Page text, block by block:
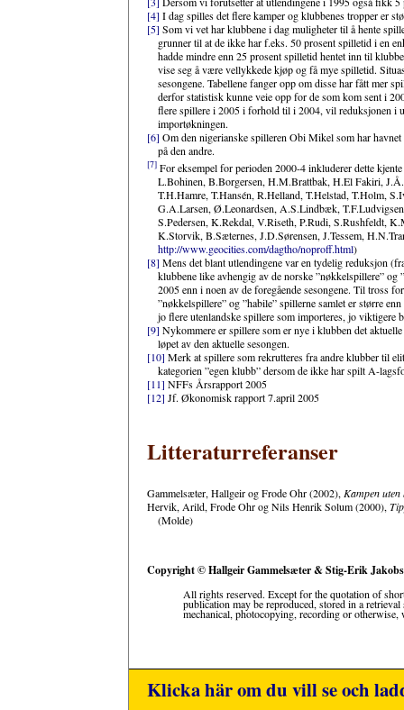
[4] I dag spilles det flere kamper og klubbenes tropper er
[5] Som vi vet har klubbene i dag muligheter til å hente
grunner til at de ikke har f.eks. 50 prosent spilletid i en
hadde mindre enn 25 prosent spilletid hentet inn til
vise seg å være vellykkede kjøp og få mye spilletid.
sesongene. Tabellene fanger opp om disse har fått mer
derfor statistisk kunne veie opp for de som kom sent i
flere spillere i 2005 i forhold til i 2004, vil reduksjonen i
importøkningen.
[6] Om den nigerianske spilleren Obi Mikel som har
på den andre.
[7] For eksempel for perioden 2000-4 inkluderer dette
L.Bohinen, B.Borgersen, H.M.Brattbak, H.El Fakiri,
T.H.Hamre, T.Hansén, R.Helland, T.Helstad, T.Holm,
G.A.Larsen, Ø.Leonardsen, A.S.Lindbæk,
S.Pedersen, K.Rekdal, V.Riseth, P.Rudi, S.Rushfeldt,
K.Storvik, B.Sæternes, J.D.Sørensen, J.Tessem,
http://www.geocities.com/dagtho/noproff.html)
[8] Mens det blant utlendingene var en tydelig reduksjon
klubbene like avhengig av de norske ”nøkkelspillere” og
2005 enn i noen av de foregående sesongene. Til tross
”nøkkelspillere” og ”habile” spillerne samlet er større
jo flere utenlandske spillere som importeres, jo viktigere
[9] Nykommere er spillere som er nye i klubben det
løpet av den aktuelle sesongen.
[10] Merk at spillere som rekrutteres fra andre klubber til
kategorien ”egen klubb” dersom de ikke har spilt A-
[11] NFFs Årsrapport 2005
[12] Jf. Økonomisk rapport 7.april 2005
Litteraturreferanser
Gammelsæter, Hallgeir og Frode Ohr (2002), Kampen
Hervik, Arild, Frode Ohr og Nils Henrik Solum (2000),
(Molde)
Copyright © Hallgeir Gammelsæter & Stig-Erik
All rights reserved. Except for the quotation of
publication may be reproduced, stored in a
mechanical, photocopying, recording or
Klicka här om du vill se och